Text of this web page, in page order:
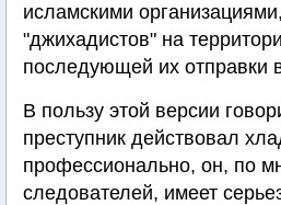
исламскими
"джихадистов" на
последующей их отправки
В пользу этой версии
преступник действовал
профессионально, он, по
следователей, имеет